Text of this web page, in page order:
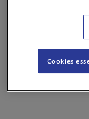
Cookies